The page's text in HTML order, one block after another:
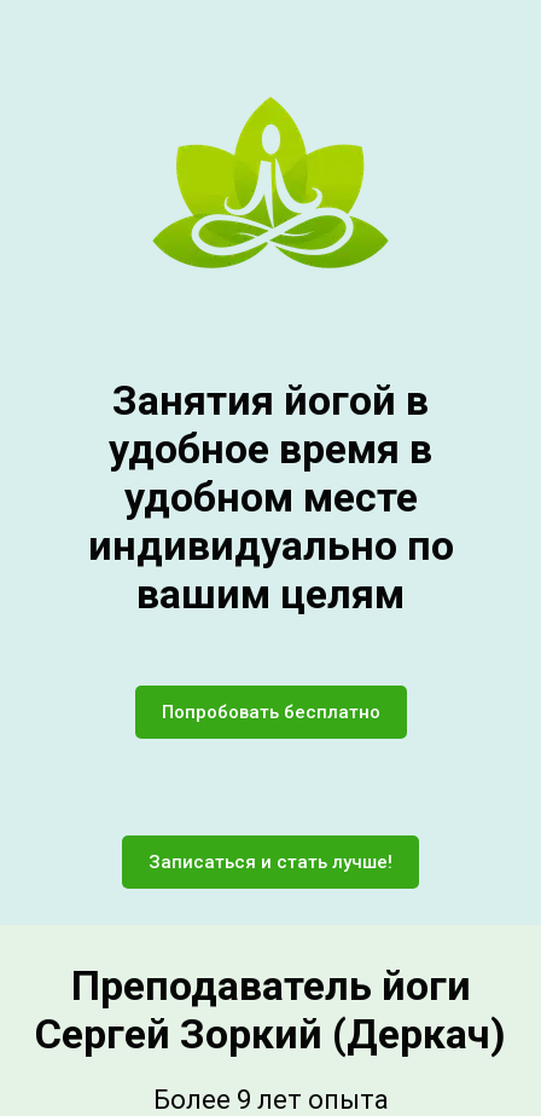
Занятия йогой в
удобное время в
удобном месте
индивидуально по
вашим целям
Попробовать бесплатно
Записаться и стать лучше!
Преподаватель йоги
Сергей Зоркий (Деркач)
Более 9 лет опыта